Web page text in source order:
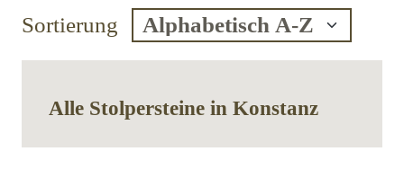
Sortierung
Alle Stolpersteine ​​in Konstanz